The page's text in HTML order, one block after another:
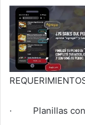
· Planillas con